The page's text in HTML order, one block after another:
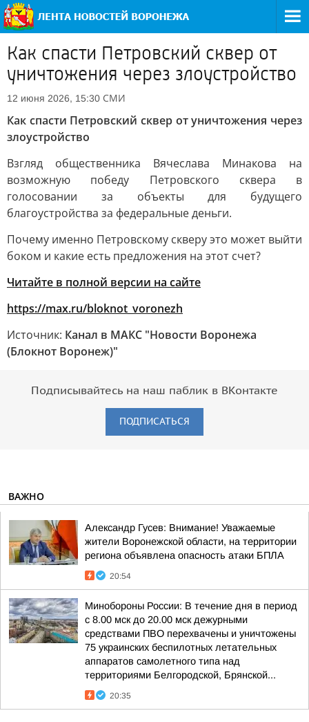
Как спасти Петровский сквер от
уничтожения через злоустройство
12 июня 2026, 15:30 СМИ
Как спасти Петровский сквер от уничтожения через
злоустройство
Взгляд общественника Вячеслава Минакова на
возможную победу Петровского сквера в
голосовании за объекты для будущего
благоустройства за федеральные деньги.
Почему именно Петровскому скверу это может выйти
боком и какие есть предложения на этот счет?
Читайте в полной версии на сайте
https://max.ru/bloknot_voronezh
Источник: Канал в МАКС "Новости Воронежа
(Блокнот Воронеж)"
Подписывайтесь на наш паблик в ВКонтакте
ПОДПИСАТЬСЯ
ВАЖНО
Александр Гусев: Внимание! Уважаемые
жители Воронежской области, на территории
региона объявлена опасность атаки БПЛА
20:54
Минобороны России: В течение дня в период
с 8.00 мск до 20.00 мск дежурными
средствами ПВО перехвачены и уничтожены
75 украинских беспилотных летательных
аппаратов самолетного типа над
территориями Белгородской, Брянской...
20:35